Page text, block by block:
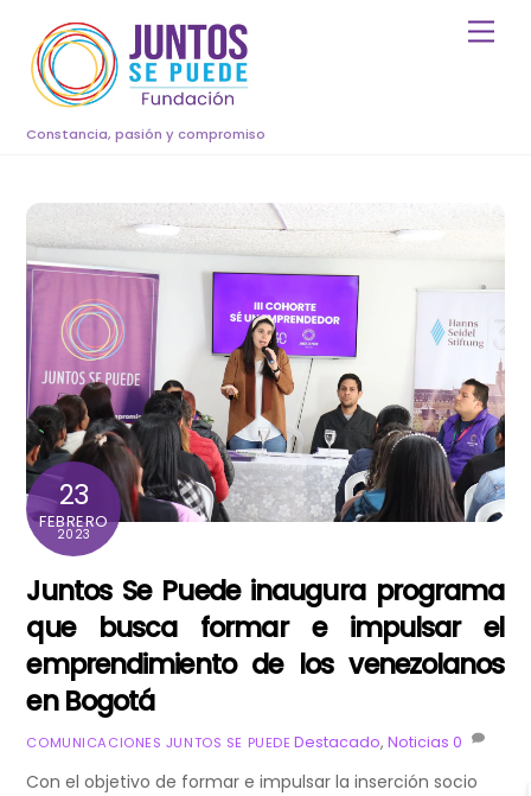
content
Constancia, pasión y compromiso
23
FEBRERO
2023
Juntos Se Puede inaugura programa
que busca formar e impulsar el
emprendimiento de los venezolanos
en Bogotá
COMUNICACIONES JUNTOS SE PUEDE Destacado,Noticias 0
Con el objetivo de formar e impulsar la inserción socio